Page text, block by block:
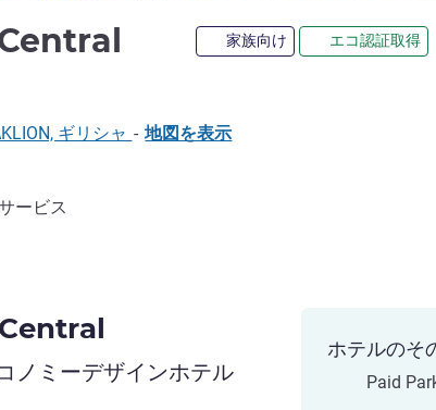
4 つ星家族向け エコ認証取得
ギリシャ - 地図を表示
ービス
ノミーデザインホテル
ホテルのそ
Paid